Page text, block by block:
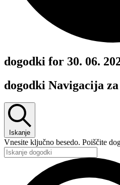
dogodki for 30. 06.
dogodki Navigacija
Iskanje
Vnesite ključno besedo. Poiščite